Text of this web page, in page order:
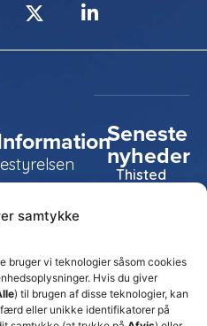
samtykke
bruger vi teknologier såsom cookies
Hvis du giver
) til brugen af disse teknologier, kan
eller unikke identifikatorer på
ledelse
Erhverv
500
Seneste
nyheder
Thisted
for at
sikre
klubbens
fremtid